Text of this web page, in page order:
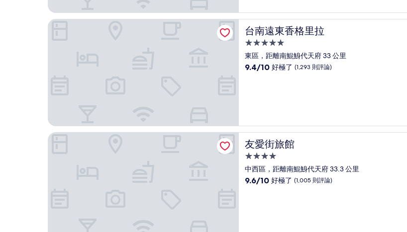
棒
了，
(2,720
則
評
論)
台南遠東香格里拉
台南遠東香格里拉
5.0
星
級
東區，距離南鯤鯓代天府 33 公里
9.4
極
了，
(1,293
則
評
論)
9.4/10 好極了 (1,293 則評論)
台南遠東香格里拉
友愛街旅館
友愛街旅館
4.0
星
級
中西區，距離南鯤鯓代天府 33.3 公里
9.6
9.6/10 好極了 (1,005 則評論)
友愛街旅館